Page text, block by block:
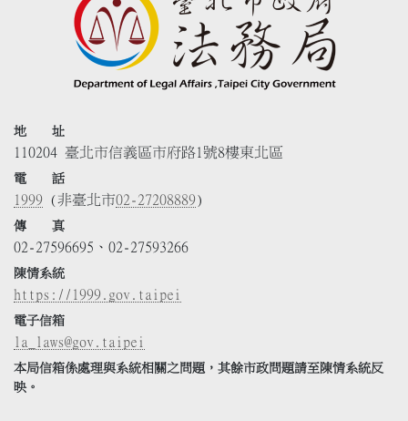
地 址
110204 臺北市信義區市府路1號8樓東北區
電 話
1999 (非臺北市02-27208889)
傳 真
02-27596695、02-27593266
陳情系統
https://1999.gov.taipei
電子信箱
la_laws@gov.taipei
本局信箱係處理與系統相關之問題，其餘市政問題請至陳情系統反
映。